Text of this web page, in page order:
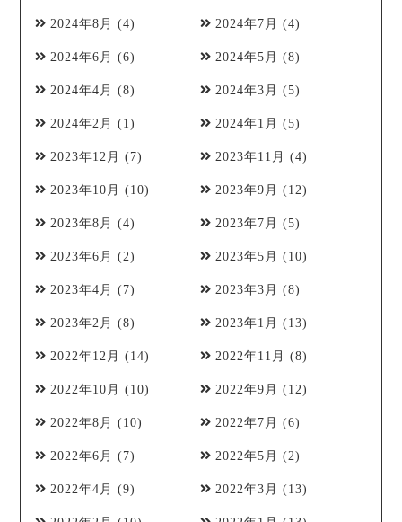
2024年8月 (4) 2024年7月 (4)
2024年6月 (6) 2024年5月 (8)
2024年4月 (8) 2024年3月 (5)
2024年2月 (1) 2024年1月 (5)
2023年12月 (7) 2023年11月 (4)
2023年10月 (10) 2023年9月 (12)
2023年8月 (4) 2023年7月 (5)
2023年6月 (2) 2023年5月 (10)
2023年4月 (7) 2023年3月 (8)
2023年2月 (8) 2023年1月 (13)
2022年12月 (14) 2022年11月 (8)
2022年10月 (10) 2022年9月 (12)
2022年8月 (10) 2022年7月 (6)
2022年6月 (7) 2022年5月 (2)
2022年4月 (9) 2022年3月 (13)